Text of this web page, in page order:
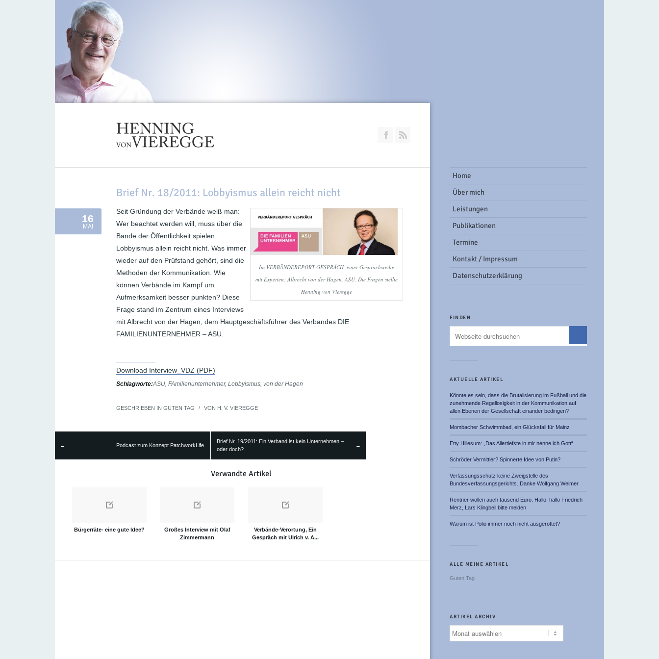
Join our Facebook Group
Brief Nr. 18/2011: Lobbyismus allein reicht nicht
16
MAI
Im VERBÄNDEREPORT GESPRÄCH, einer Gesprächsreihe
mit Experten: Albrecht von der Hagen, ASU. Die Fragen stellte
Henning von Vieregge
Seit Gründung der Verbände weiß man:
Wer beachtet werden will, muss über die
Bande der Öffentlichkeit spielen.
Lobbyismus allein reicht nicht. Was immer
wieder auf den Prüfstand gehört, sind die
Methoden der Kommunikation. Wie
können Verbände im Kampf um
Aufmerksamkeit besser punkten? Diese
Frage stand im Zentrum eines Interviews
mit Albrecht von der Hagen, dem Hauptgeschäftsführer des Verbandes DIE
FAMILIENUNTERNEHMER – ASU.
Download Interview_VDZ (PDF)
Schlagworte:ASU FAmilienunternehmer, Lobbyismus von der Hagen
GESCHRIEBEN IN GUTEN TAG / VON H. V. VIEREGGE
← Podcast zum Konzept PatchworkLife
Brief Nr. 19/2011: Ein Verband ist kein Unternehmen –
oder doch?
→
Verwandte Artikel
Bürgerräte- eine gute Idee?
Großes Interview mit Olaf
Zimmermann
Verbände-Verortung, Ein
Gespräch mit Ulrich v. A...
Home
Über mich
Leistungen
Publikationen
Termine
Kontakt / Impressum
Datenschutzerklärung
FINDEN
AKTUELLE ARTIKEL
Könnte es sein, dass die Brutalisierung im Fußball und die
zunehmende Regellosigkeit in der Kommunikation auf
allen Ebenen der Gesellschaft einander bedingen?
Mombacher Schwimmbad, ein Glücksfall für Mainz
Etty Hillesum: „Das Allertiefste in mir nenne ich Gott“
Schröder Vermittler? Spinnerte Idee von Putin?
Verfassungsschutz keine Zweigstelle des
Bundesverfassungsgerichts. Danke Wolfgang Weimer
Rentner wollen auch tausend Euro. Hallo, hallo Friedrich
Merz, Lars Klingbeil bitte melden
Warum ist Polio immer noch nicht ausgerottet?
ALLE MEINE ARTIKEL
Guten Tag
ARTIKEL ARCHIV
Artikel
Archiv